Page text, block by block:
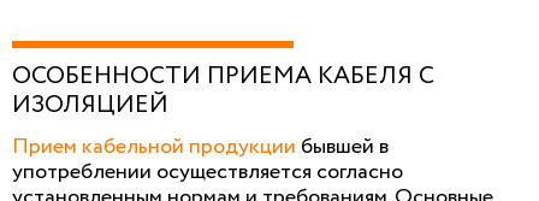
ОСОБЕННОСТИ ПРИЕМА КАБЕЛЯ С
ИЗОЛЯЦИЕЙ
Прием кабельной продукции бывшей в
употреблении осуществляется согласно